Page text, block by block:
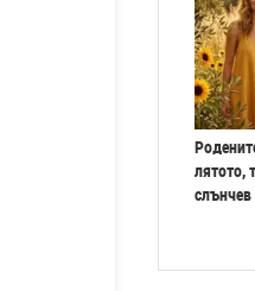
лятото,